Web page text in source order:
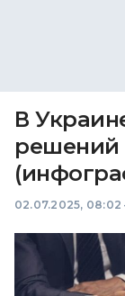
В
решений
02.07.2025, 08:02